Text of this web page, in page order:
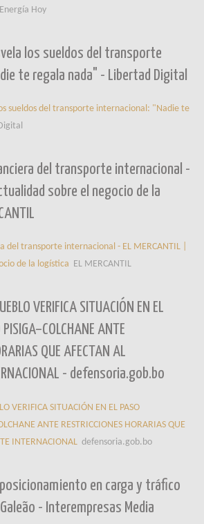
Energía Hoy
los sueldos del transporte
te regala nada" - Libertad Digital
sueldos del transporte internacional: "Nadie te
del transporte internacional -
sobre el negocio de la
del transporte internacional - EL MERCANTIL |
de la logística EL MERCANTIL
VERIFICA SITUACIÓN EN EL
PISIGA–COLCHANE ANTE
QUE AFECTAN AL
- defensoria.gob.bo
VERIFICA SITUACIÓN EN EL PASO
ANTE RESTRICCIONES HORARIAS QUE
INTERNACIONAL defensoria.gob.bo
en carga y tráfico
- Interempresas Media